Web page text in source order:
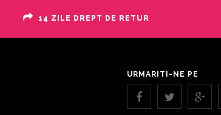
14 ZILE DREPT DE RETUR
URMARITI-NE PE